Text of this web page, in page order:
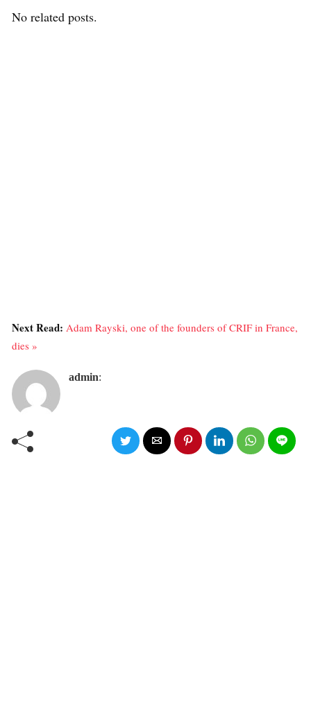
No related posts.
Next Read: Adam Rayski, one of the founders of CRIF in France,
dies »
admin: